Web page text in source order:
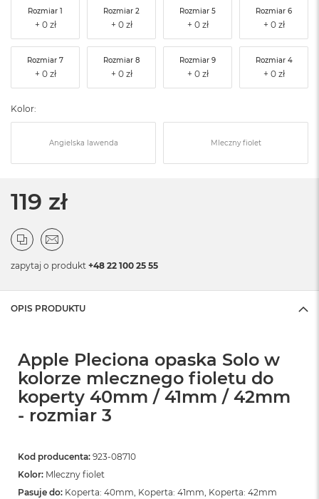
Rozmiar 1 Rozmiar 2 Rozmiar 5 Rozmiar 6
Rozmiar 7 Rozmiar 8 Rozmiar 9 Rozmiar 4
Kolor:
Angielska lawenda Mleczny fiolet
119 zł
zapytaj o produkt +48 22 100 25 55
OPIS PRODUKTU
Apple Pleciona opaska Solo w
kolorze mlecznego fioletu do
koperty 40mm / 41mm / 42mm
- rozmiar 3
Kod producenta: 923-08710
Kolor: Mleczny fiolet
Pasuje do: Koperta: 40mm, Koperta: 41mm, Koperta: 42mm